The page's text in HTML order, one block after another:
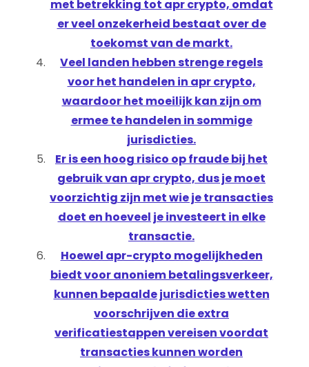
met betrekking tot apr crypto, omdat
er veel onzekerheid bestaat over de
toekomst van de markt.
Veel landen hebben strenge regels
voor het handelen in apr crypto,
waardoor het moeilijk kan zijn om
ermee te handelen in sommige
jurisdicties.
Er is een hoog risico op fraude bij het
gebruik van apr crypto, dus je moet
voorzichtig zijn met wie je transacties
doet en hoeveel je investeert in elke
transactie.
Hoewel apr-crypto mogelijkheden
biedt voor anoniem betalingsverkeer,
kunnen bepaalde jurisdicties wetten
voorschrijven die extra
verificatiestappen vereisen voordat
transacties kunnen worden